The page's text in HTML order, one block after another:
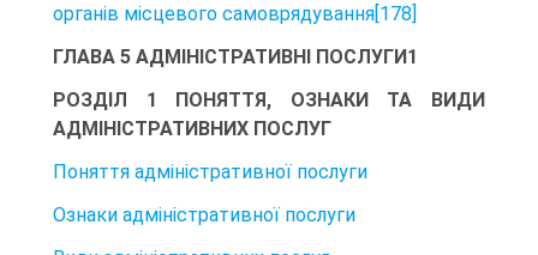
органів місцевого самоврядування[178]
ГЛАВА 5 АДМІНІСТРАТИВНІ ПОСЛУГИ1
РОЗДІЛ 1 ПОНЯТТЯ, ОЗНАКИ ТА ВИДИ
АДМІНІСТРАТИВНИХ ПОСЛУГ
Поняття адміністративної послуги
Ознаки адміністративної послуги